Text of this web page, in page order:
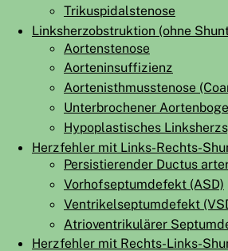
Trikuspidalstenose
Linksherzobstruktion (ohne
Aortenstenose
Aorteninsuffizienz
Aortenisthmusstenose
Unterbrochener
Hypoplastisches
Herzfehler mit Links-Rechts-
Persistierender Ductus
Vorhofseptumdefekt (ASD)
Ventrikelseptumdefekt
Atrioventrikulärer
Herzfehler mit Rechts-Links-